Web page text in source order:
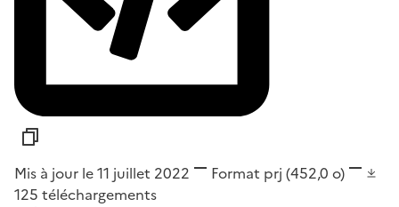
Mis à jour le 11 juillet 2022 Format prj (452,0 o)
125 téléchargements